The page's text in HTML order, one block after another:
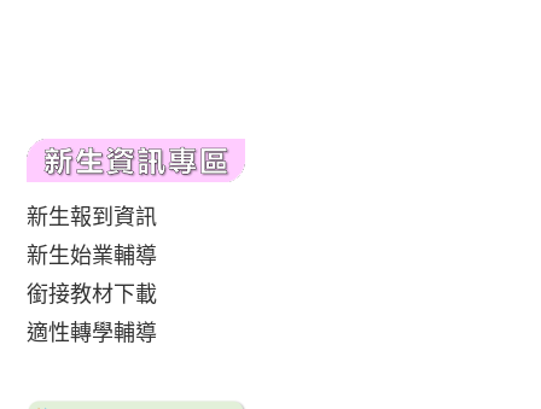
新生報到資訊
新生始業輔導
銜接教材下載
適性轉學輔導